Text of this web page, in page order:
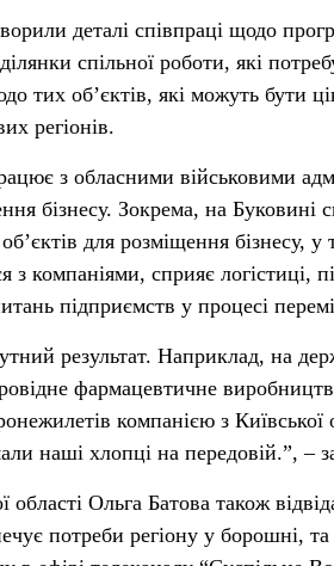
деталі співпраці щодо
спільної роботи, які
тих об’єктів, які можуть бути
регіонів.
з обласними військовими
бізнесу. Зокрема, на Буковині
для розміщення бізнесу, у
з компаніями, сприяє логістиці,
підприємств у процесі
результат. Наприклад, на
фармацевтичне
компанією з
наші хлопці на передовій.”, –
Ольга Батова також
потреби регіону у борошні,